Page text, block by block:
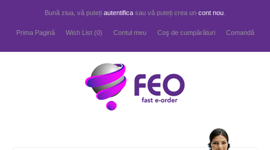
Bună ziua, vă puteți autentifica sau vă puteți crea un cont nou
Prima Pagină Wish List (0) Contul meu Coş de cumpărături Comandă